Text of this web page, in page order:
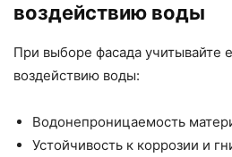
воздействию воды
При выборе фасада учитывайте
воздействию воды:
Водонепроницаемость
Устойчивость к коррозии и